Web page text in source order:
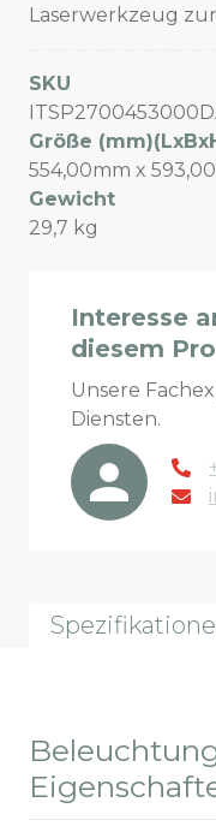
Laserwerkzeug
SKU
Größe
554,00mm x
Gewicht
29,7 kg
Interesse
diesem
Unsere
Diensten.